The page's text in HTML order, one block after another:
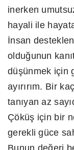
inerken
hayali ile
İnsan
olduğunun
düşünmek için
ayırırım. Bir
tanıyan az
Çöküş için bir
gerekli güce
Bunun değeri